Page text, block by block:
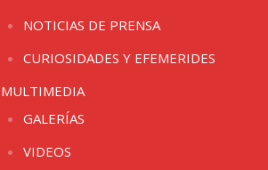
NOTICIAS DE PRENSA
CURIOSIDADES Y EFEMERIDES
MULTIMEDIA
GALERÍAS
VIDEOS